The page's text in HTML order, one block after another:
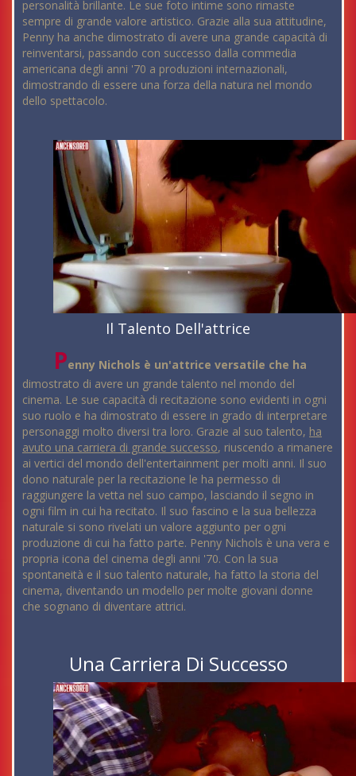
personalità brillante. Le sue foto intime sono rimaste
sempre di grande valore artistico. Grazie alla sua attitudine,
Penny ha anche dimostrato di avere una grande capacità di
reinventarsi, passando con successo dalla commedia
americana degli anni '70 a produzioni internazionali,
dimostrando di essere una forza della natura nel mondo
dello spettacolo.
Il Talento Dell'attrice
Penny Nichols è un'attrice versatile che ha
dimostrato di avere un grande talento nel mondo del
cinema. Le sue capacità di recitazione sono evidenti in ogni
suo ruolo e ha dimostrato di essere in grado di interpretare
personaggi molto diversi tra loro. Grazie al suo talento, ha
avuto una carriera di grande successo, riuscendo a rimanere
ai vertici del mondo dell'entertainment per molti anni. Il suo
dono naturale per la recitazione le ha permesso di
raggiungere la vetta nel suo campo, lasciando il segno in
ogni film in cui ha recitato. Il suo fascino e la sua bellezza
naturale si sono rivelati un valore aggiunto per ogni
produzione di cui ha fatto parte. Penny Nichols è una vera e
propria icona del cinema degli anni '70. Con la sua
spontaneità e il suo talento naturale, ha fatto la storia del
cinema, diventando un modello per molte giovani donne
che sognano di diventare attrici.
Una Carriera Di Successo